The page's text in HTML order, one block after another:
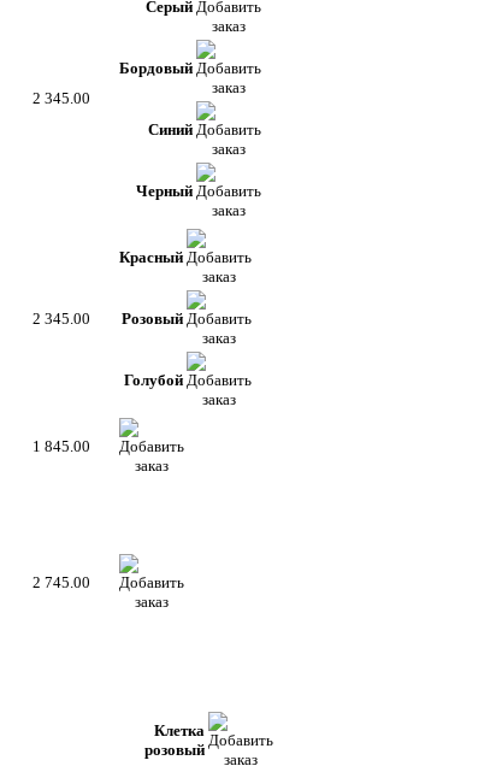
2 345.00
Серый
Бордовый
Синий
Черный
2 345.00
Красный
Розовый
Голубой
1 845.00
2 745.00
Клетка
розовый